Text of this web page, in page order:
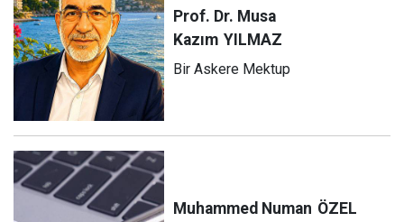
Prof. Dr. Musa
Kazım YILMAZ
Bir Askere Mektup
Muhammed Numan ÖZEL